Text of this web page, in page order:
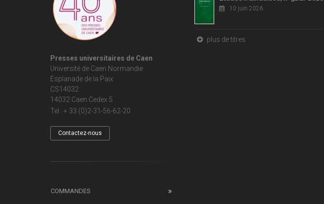
Presses universitaires de Caen
Université de Caen Normandie
Esplanade de la Paix
CS14032
14032 Caen Cedex 5
Tel : + 33 (0)2-31-56-62-20
Contactez-nous
COMMANDES
10 juin 2026
plus de titres